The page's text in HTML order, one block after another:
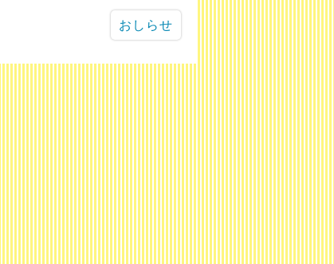
おしらせ